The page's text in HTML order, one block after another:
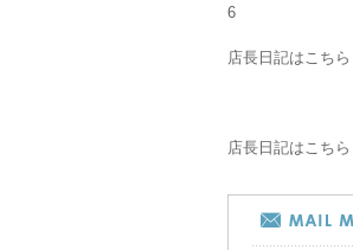
6
店長日記はこちら
店長日記はこち